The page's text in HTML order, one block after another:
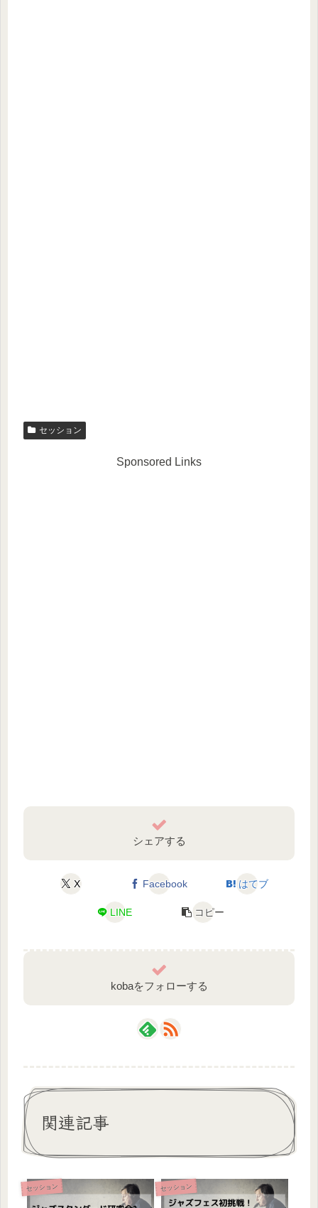
セッション
Sponsored Links
シェアする
X Facebook はてブ
LINE コピー
kobaをフォローする
関連記事
セッション セッション